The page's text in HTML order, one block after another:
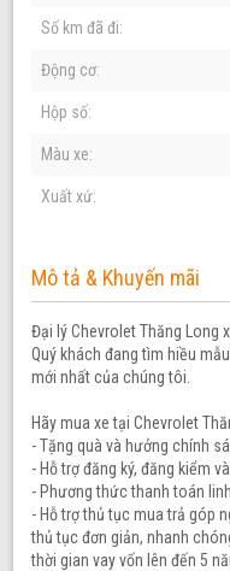
Số km đã đi:
Động cơ:
Hộp số:
Màu xe:
Xuất xứ:
Mô tả & Khuyến mãi
Đại lý Chevrolet Thăng Long
Quý khách đang tìm hiều
mới nhất của chúng tôi.
Hãy mua xe tại Chevrolet
- Tặng quà và hưởng chính
- Hỗ trợ đăng ký, đăng kiểm
- Phương thức thanh toán
- Hỗ trợ thủ tục mua trả góp
thủ tục đơn giản, nhanh
thời gian vay vốn lên đến 5